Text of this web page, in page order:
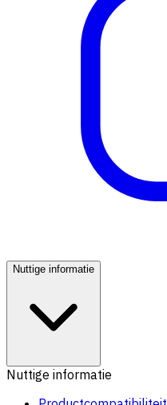
Nuttige informatie
Nuttige informatie